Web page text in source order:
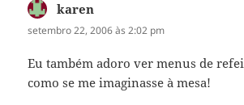
karen
setembro 22, 2006 às 2:02 pm
Eu também adoro ver menus de
como se me imaginasse à mesa!